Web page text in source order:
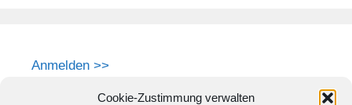
Cookie-Zustimmung verwalten
Anmelden >>